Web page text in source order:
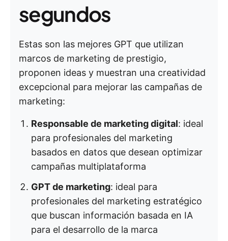
segundos
Estas son las mejores GPT que utilizan
marcos de marketing de prestigio,
proponen ideas y muestran una creatividad
excepcional para mejorar las campañas de
marketing:
Responsable de marketing digital: ideal
para profesionales del marketing
basados en datos que desean optimizar
campañas multiplataforma
GPT de marketing: ideal para
profesionales del marketing estratégico
que buscan información basada en IA
para el desarrollo de la marca